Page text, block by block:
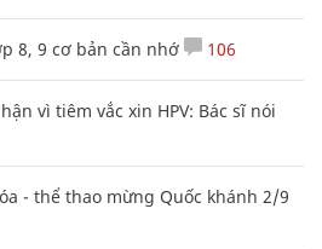
8, 9 cơ bản cần nhớ 106
vì tiêm vắc xin HPV: Bác sĩ nói
- thể thao mừng Quốc khánh 2/9